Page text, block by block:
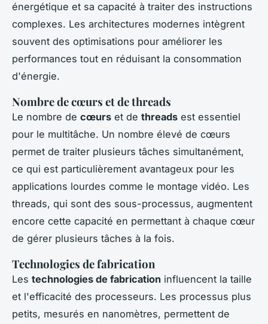
énergétique et sa capacité à traiter des instructions
complexes. Les architectures modernes intègrent
souvent des optimisations pour améliorer les
performances tout en réduisant la consommation
d'énergie.
Nombre de cœurs et de threads
Le nombre de cœurs et de threads est essentiel
pour le multitâche. Un nombre élevé de cœurs
permet de traiter plusieurs tâches simultanément,
ce qui est particulièrement avantageux pour les
applications lourdes comme le montage vidéo. Les
threads, qui sont des sous-processus, augmentent
encore cette capacité en permettant à chaque cœur
de gérer plusieurs tâches à la fois.
Technologies de fabrication
Les technologies de fabrication influencent la taille
et l'efficacité des processeurs. Les processus plus
petits, mesurés en nanomètres, permettent de